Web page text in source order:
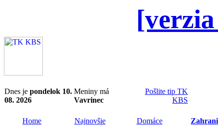
Dnes je pondelok 10.
08. 2026
Meniny má
Vavrinec
Pošlite tip TK
KBS
Home Najnovšie Domáce